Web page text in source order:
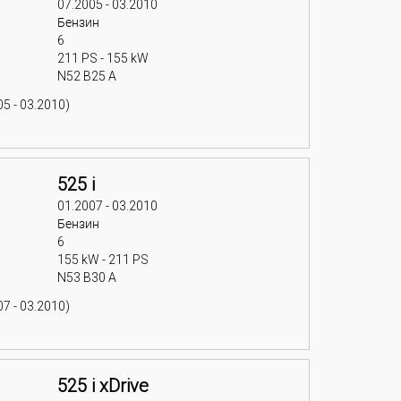
07.2005 - 03.2010
Бензин
6
211 PS - 155 kW
N52 B25 A
- 03.2010)
525 i
01.2007 - 03.2010
Бензин
6
155 kW - 211 PS
N53 B30 A
- 03.2010)
525 i xDrive